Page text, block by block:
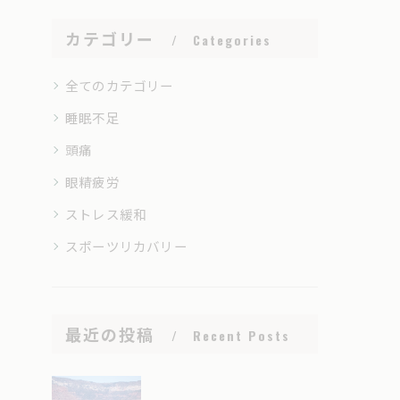
カテゴリー Categories
全てのカテゴリー
睡眠不足
頭痛
眼精疲労
ストレス緩和
スポーツリカバリー
最近の投稿 Recent Posts